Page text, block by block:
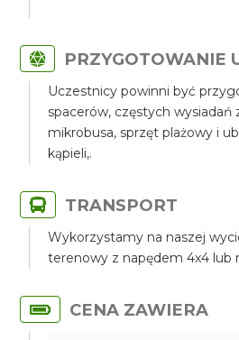
PRZYGOTOWANIE
Uczestnicy powinni być
spacerów, częstych wysiadań
mikrobusa, sprzęt plażowy i
kąpieli,.
TRANSPORT
Wykorzystamy na naszej
terenowy z napędem 4x4 lub
CENA ZAWIERA